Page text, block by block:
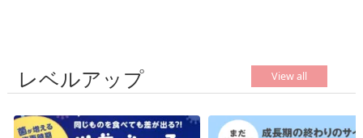
View all
レベルアップ